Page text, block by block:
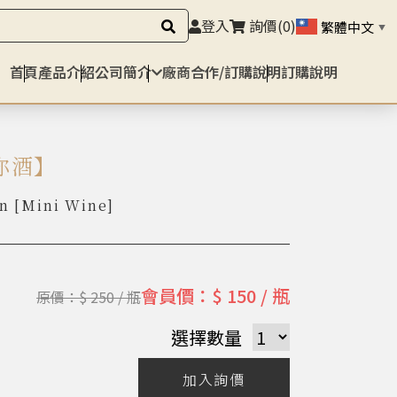
登入 詢價(0) 繁體中文 ▼
首頁產品介紹公司簡介 廠商合作/訂購說明訂購說明
】
[Mini Wine]
原價：$ 250 / 瓶會員價：$ 150 / 瓶
選擇數量
加入詢價